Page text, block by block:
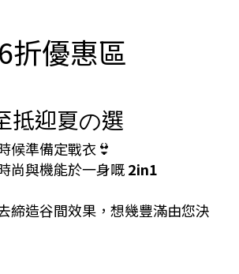
6折優惠區
抵迎夏の選
候準備定戰衣 👙
尚與機能於一身嘅2in1
締造谷間效果，想幾豐滿由您決